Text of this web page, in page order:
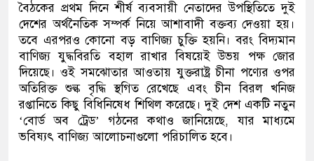
বৈঠকের প্রথম দিনে শীর্ষ ব্যবসায়ী নেতাদের উপস্থিতিতে দুই
দেশের অর্থনৈতিক সম্পর্ক নিয়ে আশাবাদী বক্তব্য দেওয়া হয়।
তবে এরপরও কোনো বড় বাণিজ্য চুক্তি হয়নি। বরং বিদ্যমান
বাণিজ্য যুদ্ধবিরতি বহাল রাখার বিষয়েই উভয় পক্ষ জোর
দিয়েছে। ওই সমঝোতার আওতায় যুক্তরাষ্ট্র চীনা পণ্যের ওপর
অতিরিক্ত শুল্ক বৃদ্ধি স্থগিত রেখেছে এবং চীন বিরল খনিজ
রপ্তানিতে কিছু বিধিনিষেধ শিথিল করেছে। দুই দেশ একটি নতুন
‘বোর্ড অব ট্রেড’ গঠনের কথাও জানিয়েছে, যার মাধ্যমে
ভবিষ্যৎ বাণিজ্য আলোচনাগুলো পরিচালিত হবে।